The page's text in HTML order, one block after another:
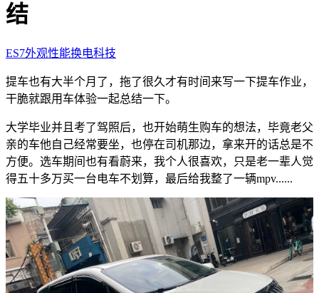
结
ES7外观性能换电科技
提车也有大半个月了，拖了很久才有时间来写一下提车作业，
干脆就跟用车体验一起总结一下。
大学毕业并且考了驾照后，也开始萌生购车的想法，毕竟老父
亲的车他自己经常要坐，也停在司机那边，拿来开的话总是不
方便。选车期间也有看蔚来，我个人很喜欢，只是老一辈人觉
得五十多万买一台电车不划算，最后给我整了一辆mpv......